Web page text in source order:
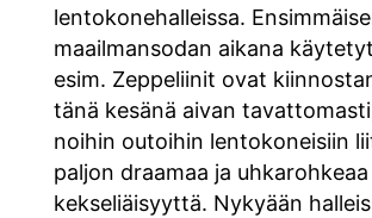
lentokonehalleissa.
maailmansodan aikana
esim. Zeppeliinit ovat
tänä kesänä aivan
noihin outoihin lentokoneisiin
paljon draamaa ja uhkarohkeaa
kekseliäisyyttä. Nykyään